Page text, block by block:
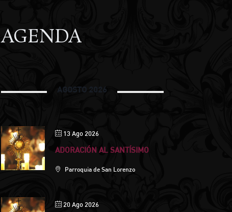
AGENDA
AGOSTO 2026
13 Ago 2026
ADORACIÓN AL SANTÍSIMO
Parroquia de San Lorenzo
20 Ago 2026